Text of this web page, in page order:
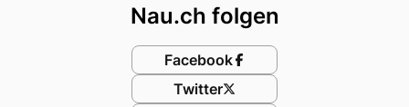
Nau.ch folgen
Facebook
Twitter